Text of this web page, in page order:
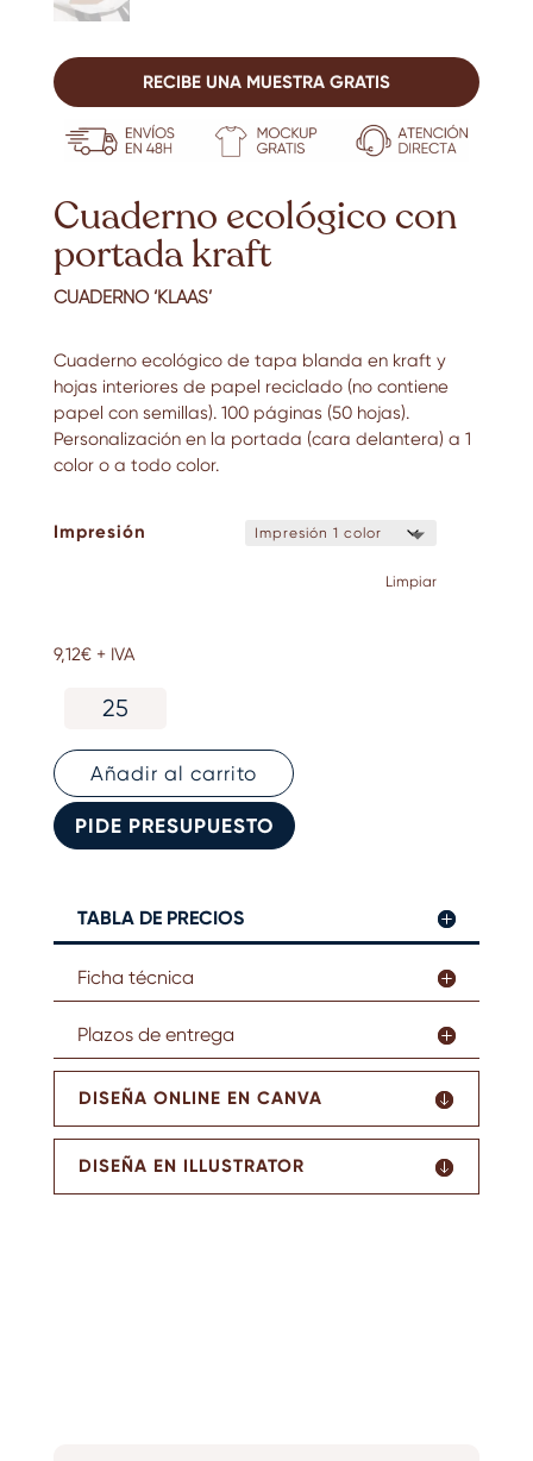
RECIBE UNA MUESTRA GRATIS
Cuaderno ecológico con
portada kraft
CUADERNO ‘KLAAS’
Cuaderno ecológico de tapa blanda en kraft y
hojas interiores de papel reciclado (no contiene
papel con semillas). 100 páginas (50 hojas).
Personalización en la portada (cara delantera) a 1
color o a todo color.
Impresión
Limpiar
9,12€ + IVA
ecológico
portada
kraft
cantidad
Añadir al carrito
PIDE PRESUPUESTO
TABLA DE PRECIOS
Ficha técnica
Plazos de entrega
DISEÑA ONLINE EN CANVA
DISEÑA EN ILLUSTRATOR